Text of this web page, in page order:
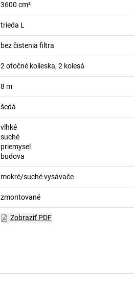
3600 cm²
trieda L
bez čistenia filtra
2 otočné kolieska, 2 kolesá
8 m
šedá
vlhké
suché
priemysel
budova
mokré/suché vysávače
zmontované
Zobraziť PDF